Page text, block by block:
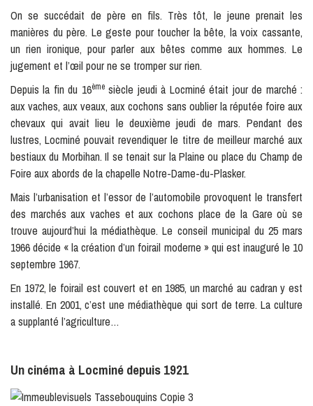
On se succédait de père en fils. Très tôt, le jeune prenait les
manières du père. Le geste pour toucher la bête, la voix cassante,
un rien ironique, pour parler aux bêtes comme aux hommes. Le
jugement et l’œil pour ne se tromper sur rien.
Depuis la fin du 16èmesiècle jeudi à Locminé était jour de marché :
aux vaches, aux veaux, aux cochons sans oublier la réputée foire aux
chevaux qui avait lieu le deuxième jeudi de mars. Pendant des
lustres, Locminé pouvait revendiquer le titre de meilleur marché aux
bestiaux du Morbihan. Il se tenait sur la Plaine ou place du Champ de
Foire aux abords de la chapelle Notre-Dame-du-Plasker.
Mais l’urbanisation et l’essor de l’automobile provoquent le transfert
des marchés aux vaches et aux cochons place de la Gare où se
trouve aujourd’hui la médiathèque. Le conseil municipal du 25 mars
1966 décide « la création d’un foirail moderne » qui est inauguré le 10
septembre 1967.
En 1972, le foirail est couvert et en 1985, un marché au cadran y est
installé. En 2001, c’est une médiathèque qui sort de terre. La culture
a supplanté l’agriculture…
Un cinéma à Locminé depuis 1921